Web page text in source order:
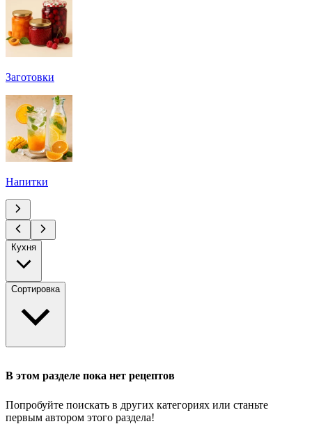
Заготовки
Напитки
Кухня
Сортировка
В этом разделе пока нет рецептов
Попробуйте поискать в других категориях или станьте
первым автором этого раздела!